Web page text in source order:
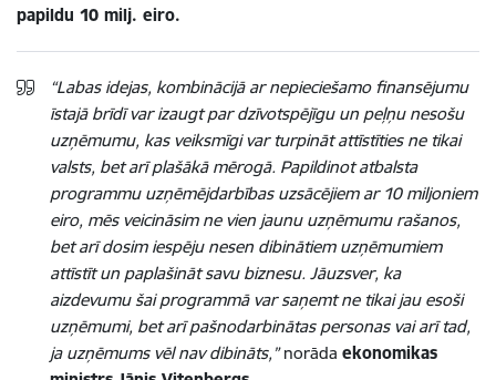
papildu 10 milj. eiro.
“Labas idejas, kombinācijā ar nepieciešamo finansējumu
īstajā brīdī var izaugt par dzīvotspējīgu un peļņu nesošu
uzņēmumu, kas veiksmīgi var turpināt attīstīties ne tikai
valsts, bet arī plašākā mērogā. Papildinot atbalsta
programmu uzņēmējdarbības uzsācējiem ar 10 miljoniem
eiro, mēs veicināsim ne vien jaunu uzņēmumu rašanos,
bet arī dosim iespēju nesen dibinātiem uzņēmumiem
attīstīt un paplašināt savu biznesu. Jāuzsver, ka
aizdevumu šai programmā var saņemt ne tikai jau esoši
uzņēmumi, bet arī pašnodarbinātas personas vai arī tad,
ja uzņēmums vēl nav dibināts,”norāda ekonomikas